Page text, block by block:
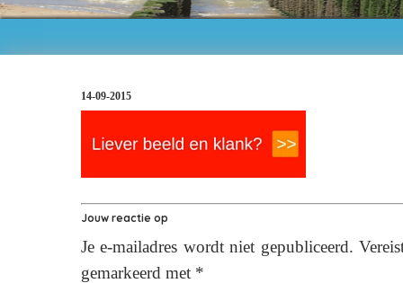
14-09-2015
Jouw reactie op
Je e-mailadres wordt niet gepubliceerd.
gemarkeerd met *